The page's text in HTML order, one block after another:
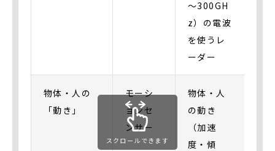
～300GH
z）の電波
を使うレ
ーダー
物体・人の
「動き」
モーシ
ョンセ
ンサー
物体・人
の動き
（加速
度・傾
スクロールできます